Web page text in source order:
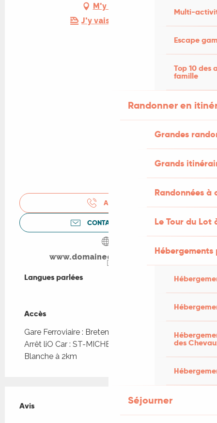
Multi-
Escape
Top 10 des
famille
Randonner en
Grandes
Grands
Randonnées
Le Tour du Lot
des
Séjourner
M'y rendre
J'y vais en train !
APPELER
CONTACTEZ-NOUS
www.domainedegranval.com
Langues parlées
Langues parlées
Accès
Accès
Gare Ferroviaire : Bretenoux-Biars à 4km
Arrêt liO Car : ST-MICHEL-LOU - La Croix
Blanche à 2km
Avis
Avis